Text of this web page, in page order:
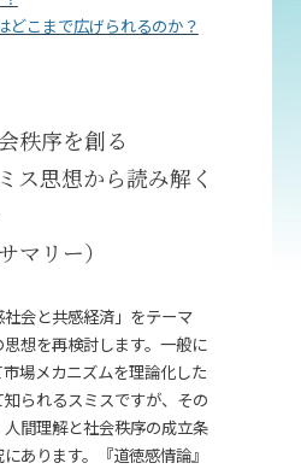
どこまで広げられるのか？
秩序を創る
ス思想から読み解く
マリー）
社会と共感経済」をテーマ
想を再検討します。一般に
場メカニズムを理論化した
知られるスミスですが、その
間理解と社会秩序の成立条
あります。『道徳感情論』